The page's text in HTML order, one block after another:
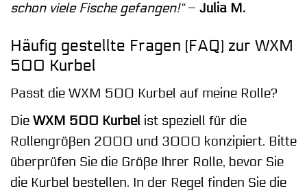
schon viele Fische gefangen!“– Julia M.
Häufig gestellte Fragen (FAQ) zur WXM
500 Kurbel
Passt die WXM 500 Kurbel auf meine Rolle?
Die WXM 500 Kurbel ist speziell für die
Rollengrößen 2000 und 3000 konzipiert. Bitte
überprüfen Sie die Größe Ihrer Rolle, bevor Sie
die Kurbel bestellen. In der Regel finden Sie die